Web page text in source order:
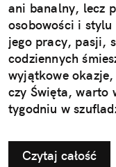
ani banalny, lecz
osobowości i
jego pracy, pasji,
codziennych
wyjątkowe
czy Święta, warto
tygodniu w
taty.
Czytaj całość